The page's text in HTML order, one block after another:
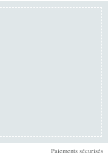
Paiements sécurisés